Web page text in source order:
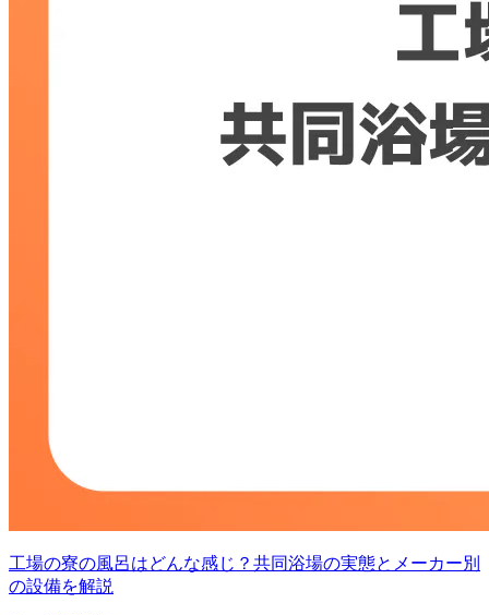
工場の寮の風呂はどんな感じ？共同浴場の実態とメーカー別
の設備を解説